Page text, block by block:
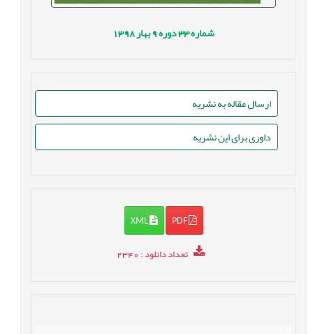
شماره33 دوره9 بهار1398
ارسال مقاله به نشریه
داوری برای این نشریه
PDF
XML
تعداد دانلود: 2340